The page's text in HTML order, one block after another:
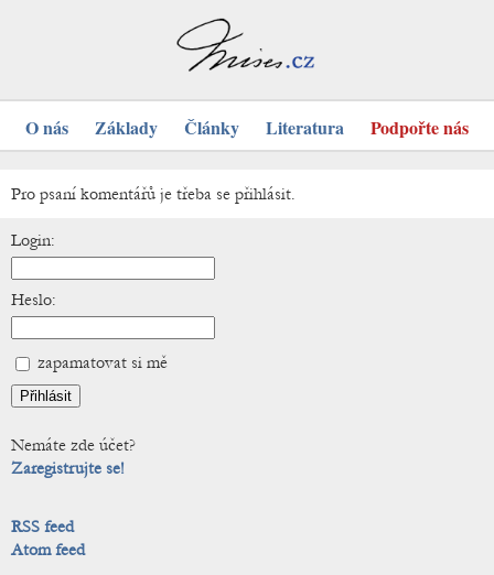
O nás Základy Články Literatura Podpořte nás
Pro psaní komentářů je třeba se přihlásit.
Login:
Heslo:
zapamatovat si mě
Nemáte zde účet?
Zaregistrujte se!
RSS feed
Atom feed